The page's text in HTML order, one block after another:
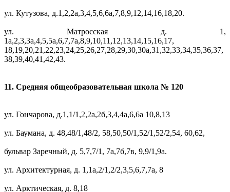
ул. Кутузова, д.1,2,2а,3,4,5,6,6а,7,8,9,12,14,16,18,20.
ул. Матросская д. 1,
1а,2,3,3а,4,5,5а,6,7,7а,8,9,10,11,12,13,14,15,16,17,
18,19,20,21,22,23,24,25,26,27,28,29,30,30а,31,32,33,34,35,36,37,
38,39,40,41,42,43.
11. Средняя общеобразовательная школа № 120
ул. Гончарова, д.1,1/1,2,2а,2б,3,4,4а,6,6а 10,8,13
ул. Баумана, д. 48,48/1,48/2, 58,50,50/1,52/1,52/2,54, 60,62,
бульвар Заречный, д. 5,7,7/1, 7а,7б,7в, 9,9/1,9а.
ул. Архитектурная, д. 1,1а,2/1,2/2,3,5,6,7,7а, 8
ул. Арктическая, д. 8,18